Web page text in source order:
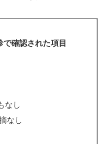
確認された項目
なし
なし